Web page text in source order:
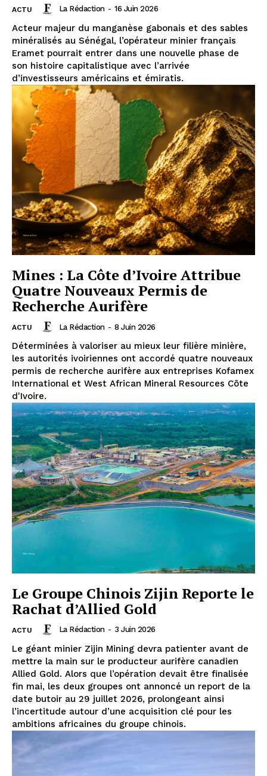
ACTU La Rédaction - 16 Juin 2026
Acteur majeur du manganèse gabonais et des sables
minéralisés au Sénégal, l’opérateur minier français
Eramet pourrait entrer dans une nouvelle phase de
son histoire capitalistique avec l’arrivée
d’investisseurs américains et émiratis.
Mines : La Côte d’Ivoire Attribue
Quatre Nouveaux Permis de
Recherche Aurifère
ACTU La Rédaction - 8 Juin 2026
Déterminées à valoriser au mieux leur filière minière,
les autorités ivoiriennes ont accordé quatre nouveaux
permis de recherche aurifère aux entreprises Kofamex
International et West African Mineral Resources Côte
d'Ivoire.
Le Groupe Chinois Zijin Reporte le
Rachat d’Allied Gold
ACTU La Rédaction - 3 Juin 2026
Le géant minier Zijin Mining devra patienter avant de
mettre la main sur le producteur aurifère canadien
Allied Gold. Alors que l’opération devait être finalisée
fin mai, les deux groupes ont annoncé un report de la
date butoir au 29 juillet 2026, prolongeant ainsi
l’incertitude autour d’une acquisition clé pour les
ambitions africaines du groupe chinois.